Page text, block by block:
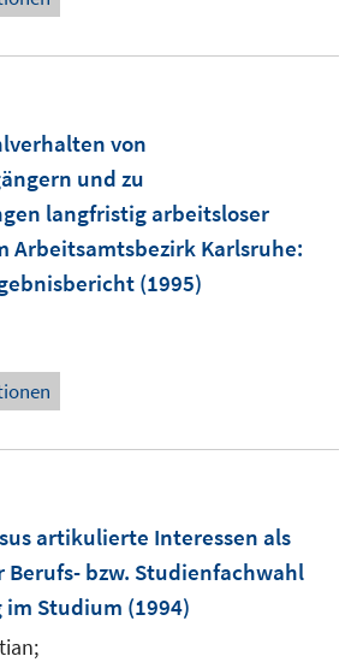
von
und zu
langfristig arbeitsloser
Arbeitsamtsbezirk Karlsruhe:
(1995)
artikulierte Interessen als
Berufs- bzw. Studienfachwahl
im Studium (1994)